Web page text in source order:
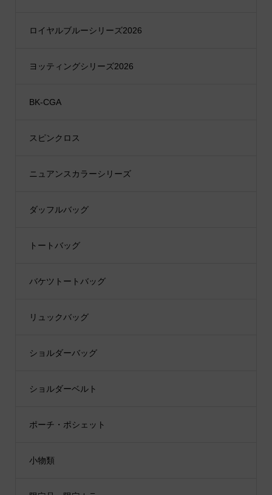
ロイヤルブルーシリーズ2026
ヨッティングシリーズ2026
BK-CGA
スピンクロス
ニュアンスカラーシリーズ
ダッフルバッグ
トートバッグ
バケツトートバッグ
リュックバッグ
ショルダーバッグ
ショルダーベルト
ポーチ・ポシェット
小物類